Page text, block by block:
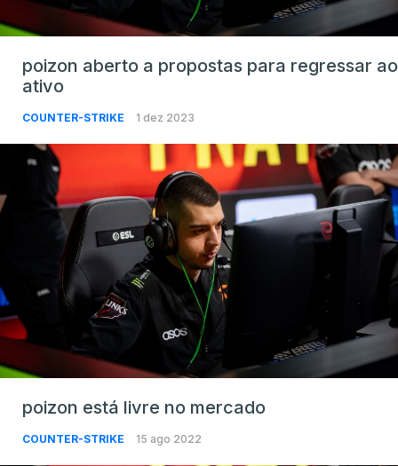
poizon aberto a propostas para regressar ao
ativo
COUNTER-STRIKE 1 dez 2023
poizon está livre no mercado
COUNTER-STRIKE 15 ago 2022